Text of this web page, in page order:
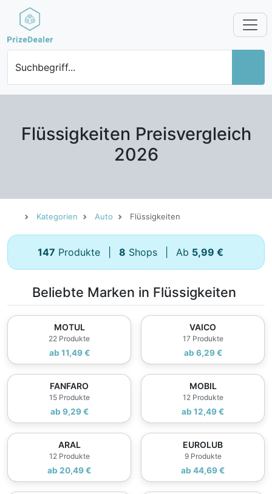
Suchbegriff...
Flüssigkeiten Preisvergleich
2026
Kategorien Auto Flüssigkeiten
147 Produkte 8 Shops Ab 5,99 €
Beliebte Marken in Flüssigkeiten
MOTUL
22 Produkte
ab 11,49 €
VAICO
17 Produkte
ab 6,29 €
FANFARO
15 Produkte
ab 9,29 €
MOBIL
12 Produkte
ab 12,49 €
ARAL
12 Produkte
ab 20,49 €
EUROLUB
9 Produkte
ab 44,69 €